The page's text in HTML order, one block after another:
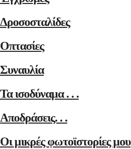
Δροσοσταλίδες
Οπτασίες
Συναυλία
Τα ισοδύναμα . . .
Αποδράσεις. . .
Οι μικρές φωτοϊστορίες μου